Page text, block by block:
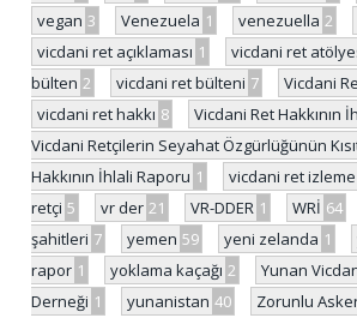
vegan 3 Venezuela 1 venezuella 2
vicdani ret açıklaması 1 vicdani ret
bülten 2 vicdani ret bülteni 7 Vicdani
vicdani ret hakkı 8
Vicdani Ret Hakkının
Vicdani Retçilerin Seyahat Özgürlüğünün
Hakkının İhlali Raporu 1 vicdani ret izleme
retçi 5 vr der 21 VR-DDER 1 WRİ 64
şahitleri 7 yemen 59 yeni zelanda 1
rapor 1 yoklama kaçağı 2
Yunan
Derneği 1 yunanistan 40 Zorunlu